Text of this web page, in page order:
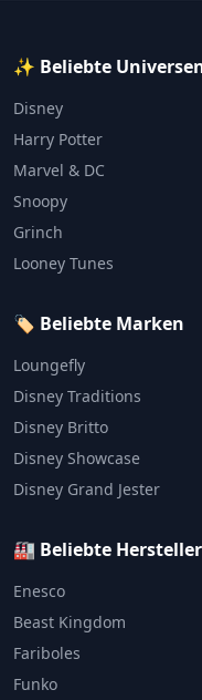
✨ Beliebte
Disney
Harry Potter
Marvel & DC
Snoopy
Grinch
Looney Tunes
🏷️ Beliebte Marken
Loungefly
Disney Traditions
Disney Britto
Disney Showcase
Disney Grand Jester
🏭 Beliebte Hersteller
Enesco
Beast Kingdom
Fariboles
Funko